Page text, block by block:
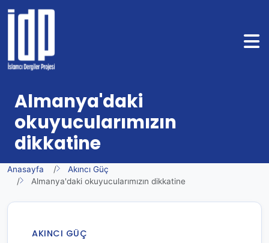
Almanya'daki
okuyucularımızın
dikkatine
Anasayfa
Akıncı Güç
Almanya'daki okuyucularımızın dikkatine
AKINCI GÜÇ